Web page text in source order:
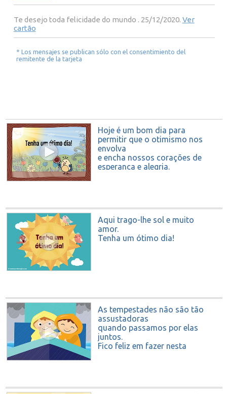
Te desejo toda felicidade do mundo . 25/12/2020. Ver
cartão
* Los mensajes se publican sólo con el consentimiento del
remitente de la tarjeta
Hoje é um bom dia para
permitir que o otimismo nos
envolva
e encha nossos corações de
esperança e alegria.
Aqui trago-lhe sol e muito
amor.
Tenha um ótimo dia!
As tempestades não são tão
assustadoras
quando passamos por elas
juntos.
Fico feliz em fazer nesta